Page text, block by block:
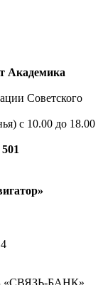
Академика
Советского
с 10.00 до 18.00
БАНК»